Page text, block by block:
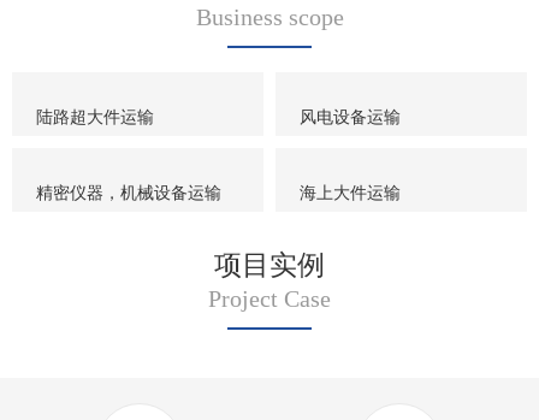
Business scope
陆路超大件运输 风电设备运输
精密仪器，机械设备运输 海上大件运输
项目实例
Project Case